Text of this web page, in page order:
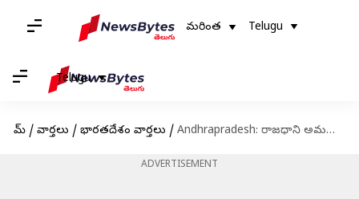
మరింత Telugu
Telugu
హోమ్ / వార్తలు / భారతదేశం వార్తలు / Andhrapradesh: రాజధాని అమరావతిలో చేపట్టాల్సిన పనులకు ఆమోదం.. ఉత్తర్వులు జారీ చేసిన రాష్ట్ర ప్రభుత్వం
ADVERTISEMENT